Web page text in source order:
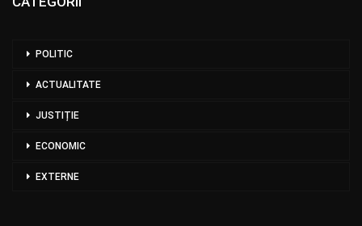
POLITIC
ACTUALITATE
JUSTIȚIE
ECONOMIC
EXTERNE